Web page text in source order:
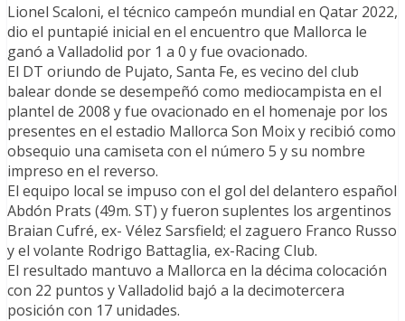
Lionel Scaloni, el técnico campeón mundial en Qatar 2022,
dio el puntapié inicial en el encuentro que Mallorca le
ganó a Valladolid por 1 a 0 y fue ovacionado.
El DT oriundo de Pujato, Santa Fe, es vecino del club
balear donde se desempeñó como mediocampista en el
plantel de 2008 y fue ovacionado en el homenaje por los
presentes en el estadio Mallorca Son Moix y recibió como
obsequio una camiseta con el número 5 y su nombre
impreso en el reverso.
El equipo local se impuso con el gol del delantero español
Abdón Prats (49m. ST) y fueron suplentes los argentinos
Braian Cufré, ex- Vélez Sarsfield; el zaguero Franco Russo
y el volante Rodrigo Battaglia, ex-Racing Club.
El resultado mantuvo a Mallorca en la décima colocación
con 22 puntos y Valladolid bajó a la decimotercera
posición con 17 unidades.